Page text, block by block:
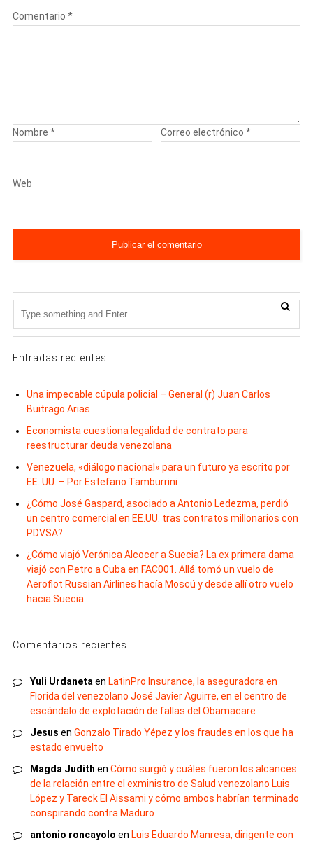
Comentario *
Nombre * Correo electrónico*
Web
Entradas recientes
Una impecable cúpula policial – General (r) Juan Carlos
Buitrago Arias
Economista cuestiona legalidad de contrato para
reestructurar deuda venezolana
Venezuela, «diálogo nacional» para un futuro ya escrito por
EE. UU. – Por Estefano Tamburrini
¿Cómo José Gaspard, asociado a Antonio Ledezma, perdió
un centro comercial en EE.UU. tras contratos millonarios con
PDVSA?
¿Cómo viajó Verónica Alcocer a Suecia? La ex primera dama
viajó con Petro a Cuba en FAC001. Allá tomó un vuelo de
Aeroflot Russian Airlines hacía Moscú y desde allí otro vuelo
hacia Suecia
Comentarios recientes
Yuli Urdaneta en LatinPro Insurance, la aseguradora en
Florida del venezolano José Javier Aguirre, en el centro de
escándalo de explotación de fallas del Obamacare
Jesus en Gonzalo Tirado Yépez y los fraudes en los que ha
estado envuelto
Magda Judith en Cómo surgió y cuáles fueron los alcances
de la relación entre el exministro de Salud venezolano Luis
López y Tareck El Aissami y cómo ambos habrían terminado
conspirando contra Maduro
antonio roncayolo en Luis Eduardo Manresa, dirigente con